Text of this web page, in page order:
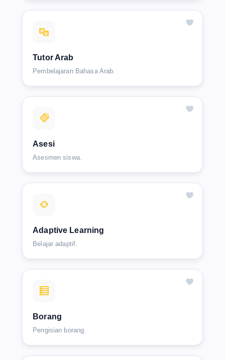
Tutor Arab
Pembelajaran Bahasa Arab.
Asesi
Asesmen siswa.
Adaptive Learning
Belajar adaptif.
Borang
Pengisian borang.